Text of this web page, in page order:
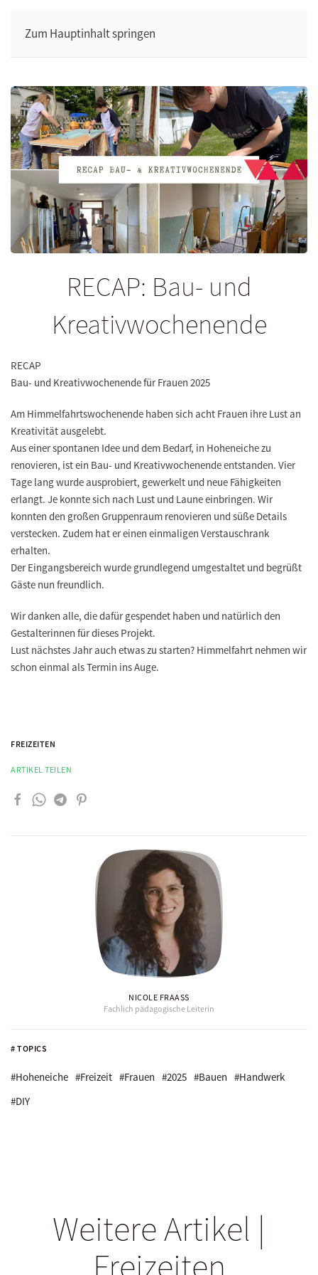
Zum Hauptinhalt springen
# TOPICS
#Hoheneiche #Freizeit #Frauen #2025 #Bauen #Handwerk
#DIY
RECAP: Bau- und
Kreativwochenende
RECAP
Bau- und Kreativwochenende für Frauen 2025
Am Himmelfahrtswochenende haben sich acht Frauen ihre Lust an
Kreativität ausgelebt.
Aus einer spontanen Idee und dem Bedarf, in Hoheneiche zu
renovieren, ist ein Bau- und Kreativwochenende entstanden. Vier
Tage lang wurde ausprobiert, gewerkelt und neue Fähigkeiten
erlangt. Je konnte sich nach Lust und Laune einbringen. Wir
konnten den großen Gruppenraum renovieren und süße Details
verstecken. Zudem hat er einen einmaligen Verstauschrank
erhalten.
Der Eingangsbereich wurde grundlegend umgestaltet und begrüßt
Gäste nun freundlich.
Wir danken alle, die dafür gespendet haben und natürlich den
Gestalterinnen für dieses Projekt.
Lust nächstes Jahr auch etwas zu starten? Himmelfahrt nehmen wir
schon einmal als Termin ins Auge.
FREIZEITEN
ARTIKEL TEILEN
NICOLE FRAASS
Fachlich pädagogische Leiterin
Weitere Artikel |
Freizeiten